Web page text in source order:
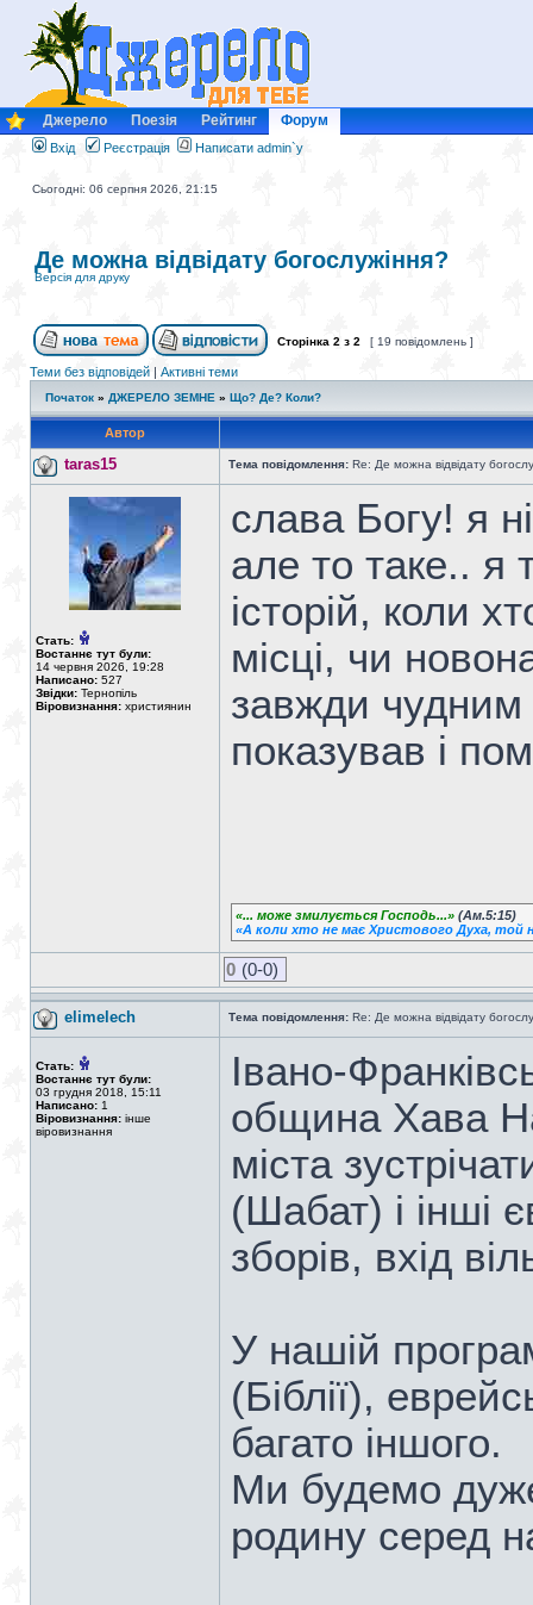
Джерело Поезія Рейтинг Форум
Вхід Реєстрація Написати admin`у
Сьогодні: 06 серпня 2026, 21:15
Де можна відвідату богослужіння?
Версія для друку
Сторінка 2 з 2 [ 19 повідомлень ]
Теми без відповідей | Активні теми
Початок » ДЖЕРЕЛО ЗЕМНЕ » Що? Де? Коли?
Автор
taras15 Тема повідомлення: Re: Де можна відвідату
Стать:
Востаннє тут були:
14 червня 2026, 19:28
Написано: 527
Звідки: Тернопіль
Віровизнання: християнин
слава Богу! я
але то таке.. я
історій, коли
місці, чи
завжди чудним
показував і
«... може змилується Господь...» (Ам.5:15)
«А коли хто не має Христового Духа, той
0 (0-0)
elimelech Тема повідомлення: Re: Де можна відвідату
Стать:
Востаннє тут були:
03 грудня 2018, 15:11
Написано: 1
Віровизнання: інше
віровизнання
Івано-
община Хава
міста
(Шабат) і інші
зборів, вхід
У нашій
(Біблії),
багато іншого.
Ми будемо
родину серед